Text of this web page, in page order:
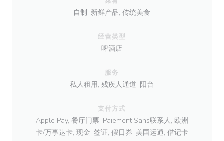
自制, 新鲜产品, 传统美食
经营类型
啤酒店
服务
私人租用, 残疾人通道, 阳台
支付方式
Apple Pay, 餐厅门票, Paiement Sans联系人, 欧洲
卡/万事达卡, 现金, 签证, 假日券, 美国运通, 借记卡